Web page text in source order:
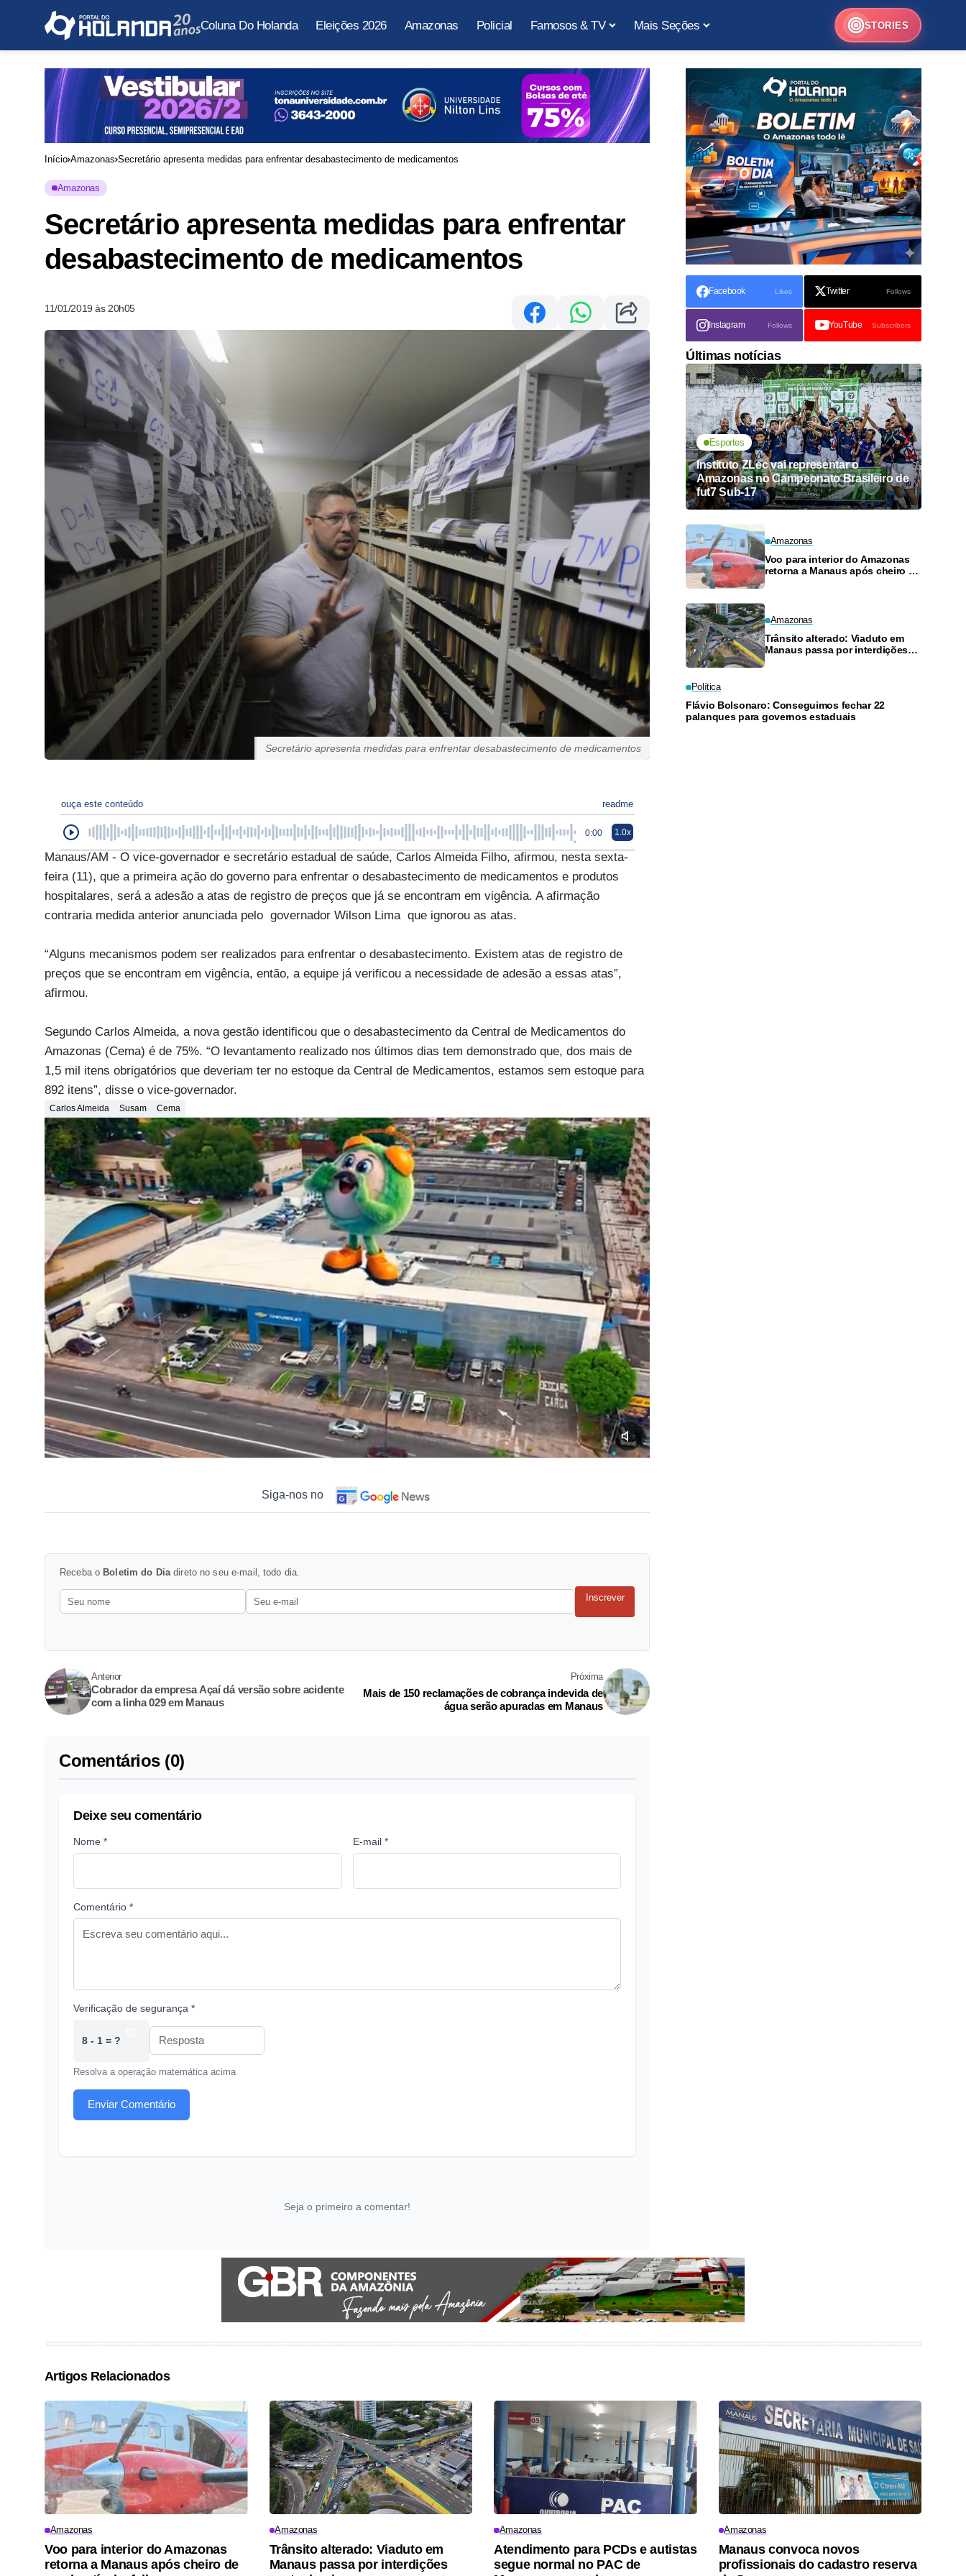
Coluna Do Holanda Eleições 2026 Amazonas Policial Famosos & TV Mais Seções STORIES
Início Amazonas Secretário apresenta medidas para enfrentar desabastecimento de medicamentos
Amazonas
Secretário apresenta medidas para enfrentar
desabastecimento de medicamentos
11/01/2019 às 20h05
Secretário apresenta medidas para enfrentar desabastecimento de medicamentos
ouça este conteúdo readme
0:00 1.0x
Manaus/AM - O vice-governador e secretário estadual de saúde, Carlos Almeida Filho, afirmou, nesta sexta-
feira (11), que a primeira ação do governo para enfrentar o desabastecimento de medicamentos e produtos
hospitalares, será a adesão a atas de registro de preços que já se encontram em vigência. A afirmação
contraria medida anterior anunciada pelo governador Wilson Lima que ignorou as atas.
“Alguns mecanismos podem ser realizados para enfrentar o desabastecimento. Existem atas de registro de
preços que se encontram em vigência, então, a equipe já verificou a necessidade de adesão a essas atas”,
afirmou.
Segundo Carlos Almeida, a nova gestão identificou que o desabastecimento da Central de Medicamentos do
Amazonas (Cema) é de 75%. “O levantamento realizado nos últimos dias tem demonstrado que, dos mais de
1,5 mil itens obrigatórios que deveriam ter no estoque da Central de Medicamentos, estamos sem estoque para
892 itens”, disse o vice-governador.
Carlos Almeida Susam Cema
Siga-nos no
Receba o Boletim do Dia direto no seu e-mail, todo dia.
Inscrever
Anterior
Cobrador da empresa Açaí dá versão sobre acidente
com a linha 029 em Manaus
Próxima
Mais de 150 reclamações de cobrança indevida de
água serão apuradas em Manaus
Comentários (0)
Deixe seu comentário
Nome * E-mail *
Comentário *
Verificação de segurança *
8 - 1 = ?
Resolva a operação matemática acima
Enviar Comentário
Seja o primeiro a comentar!
Facebook Likes Twitter Follows
Instagram Follows YouTube Subscribers
Últimas notícias
Esportes
Instituto ZLec vai representar o
Amazonas no Campeonato Brasileiro de
fut7 Sub-17
Amazonas
Voo para interior do Amazonas
retorna a Manaus após cheiro de
Amazonas
Trânsito alterado: Viaduto em
Manaus passa por interdições
Política
Flávio Bolsonaro: Conseguimos fechar 22
palanques para governos estaduais
Artigos Relacionados
Amazonas
Voo para interior do Amazonas
retorna a Manaus após cheiro de
Amazonas
Trânsito alterado: Viaduto em
Manaus passa por interdições
Amazonas
Atendimento para PCDs e autistas
segue normal no PAC de
Amazonas
Manaus convoca novos
profissionais do cadastro reserva